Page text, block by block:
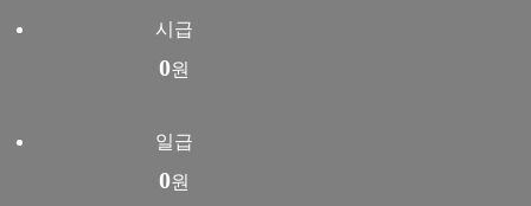
시급
0원
일급
0원